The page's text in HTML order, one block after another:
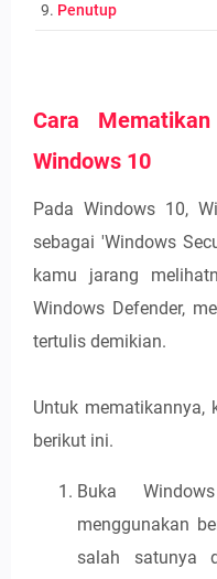
9. Penutup
Cara
Windows 10
Pada Windows 10,
sebagai 'Windows
kamu jarang
Windows Defender,
tertulis demikian.
Untuk mematikannya,
berikut ini.
Buka
menggunakan
salah satunya